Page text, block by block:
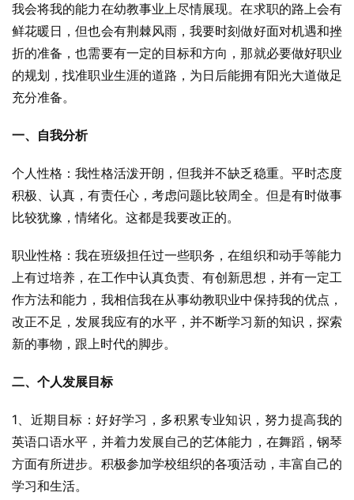
我会将我的能力在幼教事业上尽情展现。在求职的路上会有
鲜花暖日，但也会有荆棘风雨，我要时刻做好面对机遇和挫
折的准备，也需要有一定的目标和方向，那就必要做好职业
的规划，找准职业生涯的道路，为日后能拥有阳光大道做足
充分准备。
一、自我分析
个人性格：我性格活泼开朗，但我并不缺乏稳重。平时态度
积极、认真，有责任心，考虑问题比较周全。但是有时做事
比较犹豫，情绪化。这都是我要改正的。
职业性格：我在班级担任过一些职务，在组织和动手等能力
上有过培养，在工作中认真负责、有创新思想，并有一定工
作方法和能力，我相信我在从事幼教职业中保持我的优点，
改正不足，发展我应有的水平，并不断学习新的知识，探索
新的事物，跟上时代的脚步。
二、个人发展目标
1、近期目标：好好学习，多积累专业知识，努力提高我的
英语口语水平，并着力发展自己的艺体能力，在舞蹈，钢琴
方面有所进步。积极参加学校组织的各项活动，丰富自己的
学习和生活。